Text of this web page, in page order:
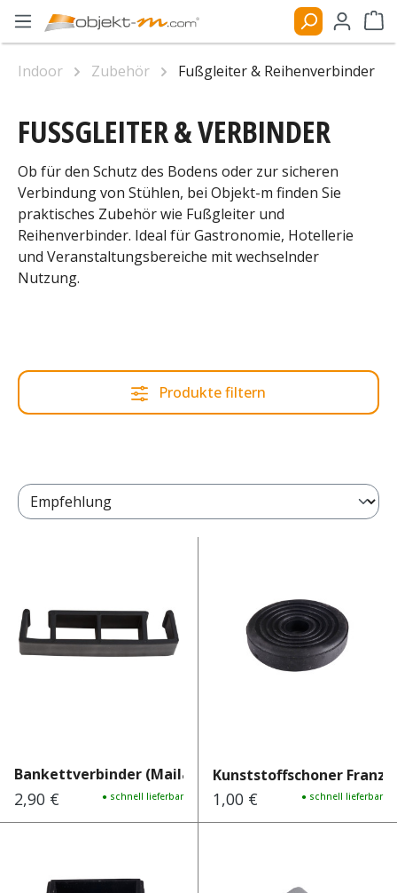
Zum Hauptinhalt springen
Indoor Zubehör Fußgleiter & Reihenverbinder
FUSSGLEITER & VERBINDER
Ob für den Schutz des Bodens oder zur sicheren
Verbindung von Stühlen, bei Objekt-m finden Sie
praktisches Zubehör wie Fußgleiter und
Reihenverbinder. Ideal für Gastronomie, Hotellerie
und Veranstaltungsbereiche mit wechselnder
Nutzung.
Produkte filtern
Bankettverbinder (Mailand /...
Regulärer Preis:
2,90 € ● schnell lieferbar
Kunststoffschoner Franza
Regulärer Preis:
1,00 € ● schnell lieferbar